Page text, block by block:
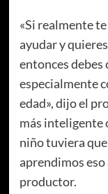
«Si realmente
ayudar y
entonces
especialmente
edad», dijo el
más inteligente
niño tuviera
aprendimos eso
productor.